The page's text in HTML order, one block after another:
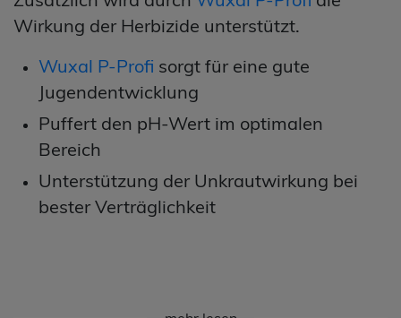
Wirkung der Herbizide unterstützt.
Wuxal P-Profi sorgt für eine gute
Jugendentwicklung
Puffert den pH-Wert im optimalen
Bereich
Unterstützung der Unkrautwirkung bei
bester Verträglichkeit